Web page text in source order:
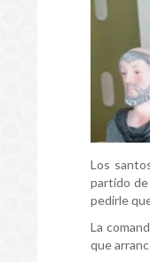
Los
partido
pedirle
La
que